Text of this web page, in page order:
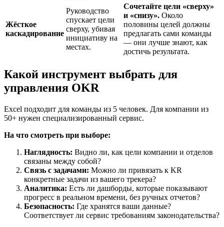
Жёсткое
каскадирование
Руководство
спускает цели
сверху, убивая
инициативу на
местах.
Сочетайте цели «сверху»
и «снизу». Около
половины целей должны
предлагать сами команды
— они лучше знают, как
достичь результата.
Какой инструмент выбрать для
управления OKR
Excel подходит для команды из 5 человек. Для компании из
50+ нужен специализированный сервис.
На что смотреть при выборе:
Наглядность: Видно ли, как цели компании и отделов
связаны между собой?
Связь с задачами: Можно ли привязать к KR
конкретные задачи из вашего трекера?
Аналитика: Есть ли дашборды, которые показывают
прогресс в реальном времени, без ручных отчетов?
Безопасность: Где хранятся ваши данные?
Соответствует ли сервис требованиям законодательства?